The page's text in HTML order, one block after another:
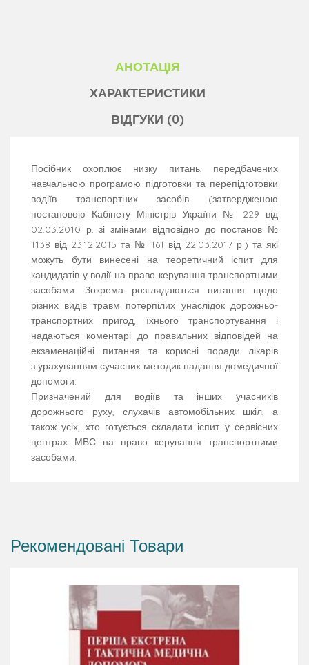
АНОТАЦІЯ
ХАРАКТЕРИСТИКИ
ВІДГУКИ (0)
Посібник охоплює низку питань, передбачених
навчальною програмою підготовки та перепідготовки
водіїв транспортних засобів (затвердженою
постановою Кабінету Міністрів України № 229 від
02.03.2010 р. зі змінами відповідно до постанов №
1138 від 23.12.2015 та № 161 від 22.03.2017 р.) та які
можуть бути винесені на теоретичний іспит для
кандидатів у водії на право керування транспортними
засобами. Зокрема розглядаються питання щодо
різних видів травм потерпілих унаслідок дорожньо-
транспортних пригод, їхнього транспортування і
надаються коментарі до правильних відповідей на
екзаменаційні питання та корисні поради лікарів
з урахуванням сучасних методик надання домедичної
допомоги.
Призначений для водіїв та інших учасників
дорожнього руху, слухачів автомобільних шкіл, а
також усіх, хто готується складати іспит у сервісних
центрах МВС на право керування транспортними
засобами.
Рекомендовані Товари